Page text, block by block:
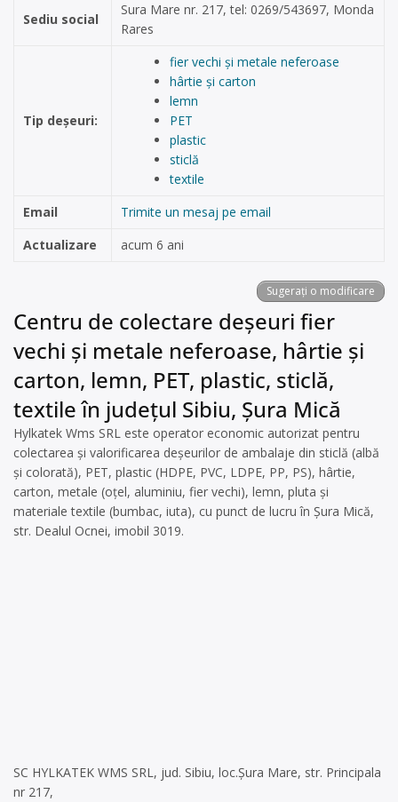
Sediu social
Sura Mare nr. 217, tel: 0269/543697, Monda
Rares
Tip deșeuri:
fier vechi și metale neferoase
hârtie și carton
lemn
PET
plastic
sticlă
textile
Email
Trimite un mesaj pe email
Actualizare
acum 6 ani
Sugerați o modificare
Centru de colectare deșeuri fier
vechi și metale neferoase, hârtie și
carton, lemn, PET, plastic, sticlă,
textile în județul Sibiu, Şura Mică
Hylkatek Wms SRL este operator economic autorizat pentru
colectarea și valorificarea deșeurilor de ambalaje din sticlă (albă
și colorată), PET, plastic (HDPE, PVC, LDPE, PP, PS), hârtie,
carton, metale (oțel, aluminiu, fier vechi), lemn, pluta și
materiale textile (bumbac, iuta), cu punct de lucru în Șura Mică,
str. Dealul Ocnei, imobil 3019.
SC HYLKATEK WMS SRL, jud. Sibiu, loc.Șura Mare, str. Principala
nr 217,